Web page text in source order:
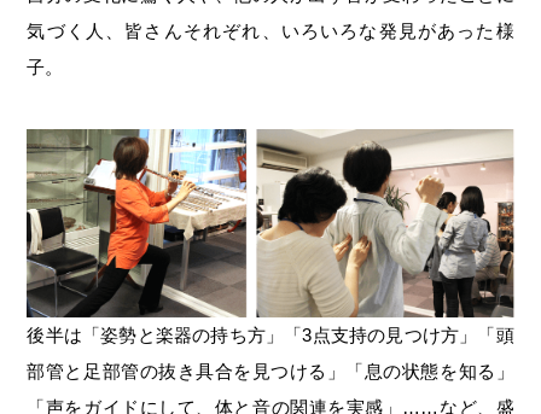
気づく人、皆さんそれぞれ、いろいろな発見があった様
子。
後半は「姿勢と楽器の持ち方」「3点支持の見つけ方」「頭
部管と足部管の抜き具合を見つける」「息の状態を知る」
「声をガイドにして、体と音の関連を実感」……など、盛